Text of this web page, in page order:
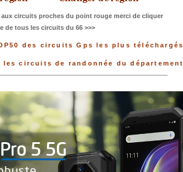
aux circuits proches du point rouge merci de cliquer
de tous les circuits du 66 >>>
des circuits Gps les plus téléchargés
circuits de randonnée du département